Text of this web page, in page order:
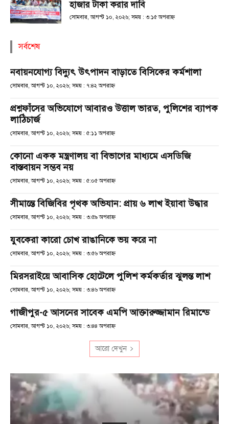
হাজার টাকা করার দাবি
সোমবার, আগস্ট ১০, ২০২৬; সময় : ৩:১৫ অপরাহ্ণ
সর্বশেষ
নবায়নযোগ্য বিদ্যুৎ উৎপাদন বাড়াতে বিসিকের কর্মশালা
সোমবার, আগস্ট ১০, ২০২৬; সময় : ৭:৪২ অপরাহ্ণ
প্রশ্নফাঁসের অভিযোগে আবারও উত্তাল ভারত, পুলিশের ব্যাপক
লাঠিচার্জ
সোমবার, আগস্ট ১০, ২০২৬; সময় : ৫:১১ অপরাহ্ণ
কোনো একক মন্ত্রণালয় বা বিভাগের মাধ্যমে এসডিজি
বাস্তবায়ন সম্ভব নয়
সোমবার, আগস্ট ১০, ২০২৬; সময় : ৫:০৫ অপরাহ্ণ
সীমান্তে বিজিবির পৃথক অভিযান: প্রায় ৬ লাখ ইয়াবা উদ্ধার
সোমবার, আগস্ট ১০, ২০২৬; সময় : ৩:৫৯ অপরাহ্ণ
যুবকেরা কারো চোখ রাঙানিকে ভয় করে না
সোমবার, আগস্ট ১০, ২০২৬; সময় : ৩:৫৬ অপরাহ্ণ
মিরসরাইয়ে আবাসিক হোটেলে পুলিশ কর্মকর্তার ঝুলন্ত লাশ
সোমবার, আগস্ট ১০, ২০২৬; সময় : ৩:৪৬ অপরাহ্ণ
গাজীপুর-৫ আসনের সাবেক এমপি আক্তারুজ্জামান রিমান্ডে
সোমবার, আগস্ট ১০, ২০২৬; সময় : ৩:৪৪ অপরাহ্ণ
আরো দেখুন